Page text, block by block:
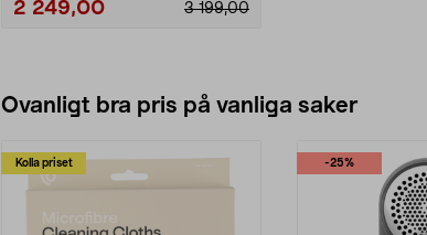
3 199,00
2 249,00
Ovanligt bra pris på vanliga saker
Kolla priset -25%